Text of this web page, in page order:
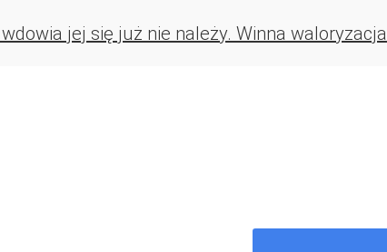
jej się już nie należy. Winna waloryzacja